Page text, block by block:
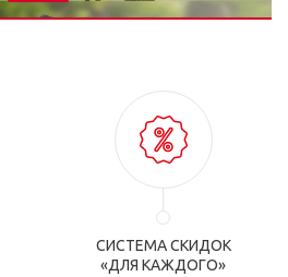
СИСТЕМА СКИДОК
«ДЛЯ КАЖДОГО»